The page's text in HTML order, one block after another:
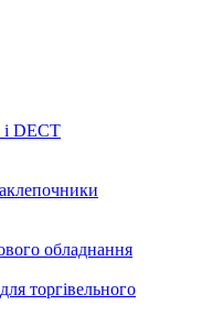
і DECT
обладнання
торгівельного